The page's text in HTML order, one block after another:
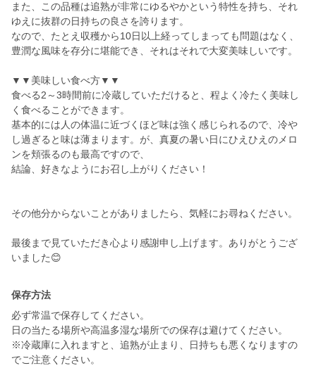
また、この品種は追熟が非常にゆるやかという特性を持ち、それ
ゆえに抜群の日持ちの良さを誇ります。
なので、たとえ収穫から10日以上経ってしまっても問題はなく、
豊潤な風味を存分に堪能でき、それはそれで大変美味しいです。
▼▼美味しい食べ方▼▼
食べる2～3時間前に冷蔵していただけると、程よく冷たく美味し
く食べることができます。
基本的には人の体温に近づくほど味は強く感じられるので、冷や
し過ぎると味は薄まります。が、真夏の暑い日にひえひえのメロ
ンを頬張るのも最高ですので、
結論、好きなようにお召し上がりください！
その他分からないことがありましたら、気軽にお尋ねください。
最後まで見ていただき心より感謝申し上げます。ありがとうござ
いました😊
保存方法
必ず常温で保存してください。
日の当たる場所や高温多湿な場所での保存は避けてください。
※冷蔵庫に入れますと、追熟が止まり、日持ちも悪くなりますの
でご注意ください。